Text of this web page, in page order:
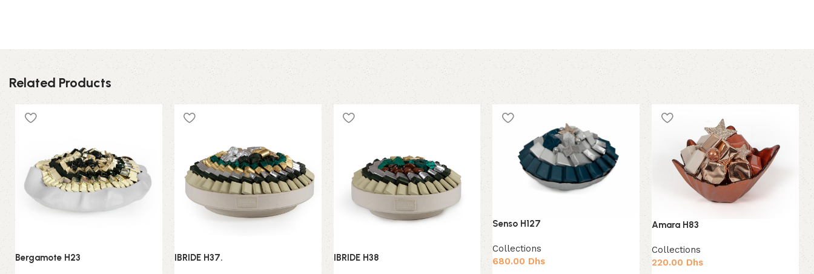
Related Products
Bergamote H23 IBRIDE H37. IBRIDE H38
Senso H127
Collections
680.00 Dhs
Amara H83
Collections
220.00 Dhs